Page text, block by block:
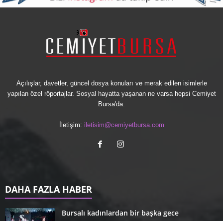
Açılışlar, davetler, güncel dosya konuları ve merak edilen isimlerle
yapılan özel röportajlar. Sosyal hayatta yaşanan ne varsa hepsi Cemiyet
Bursa'da.
İletişim: iletisim@cemiyetbursa.com
DAHA FAZLA HABER
Bursalı kadınlardan bir başka gece